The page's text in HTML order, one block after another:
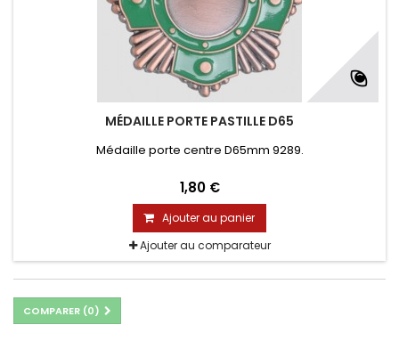
MÉDAILLE PORTE PASTILLE D65
Médaille porte centre D65mm 9289.
1,80 €
Ajouter au panier
Ajouter au comparateur
COMPARER (0)